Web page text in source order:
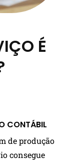
É
CONTÁBIL
de produção
consegue